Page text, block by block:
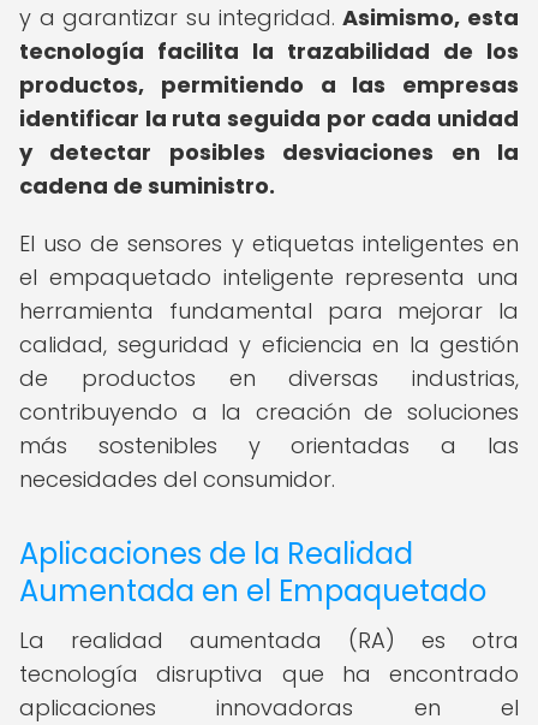
y a garantizar su integridad.Asimismo, esta
tecnología facilita la trazabilidad de los
productos, permitiendo a las empresas
identificar la ruta seguida por cada unidad
y detectar posibles desviaciones en la
cadena de suministro.
El uso de sensores y etiquetas inteligentes en
el empaquetado inteligente representa una
herramienta fundamental para mejorar la
calidad, seguridad y eficiencia en la gestión
de productos en diversas industrias,
contribuyendo a la creación de soluciones
más sostenibles y orientadas a las
necesidades del consumidor.
Aplicaciones de la Realidad
Aumentada en el Empaquetado
La realidad aumentada (RA) es otra
tecnología disruptiva que ha encontrado
aplicaciones innovadoras en el